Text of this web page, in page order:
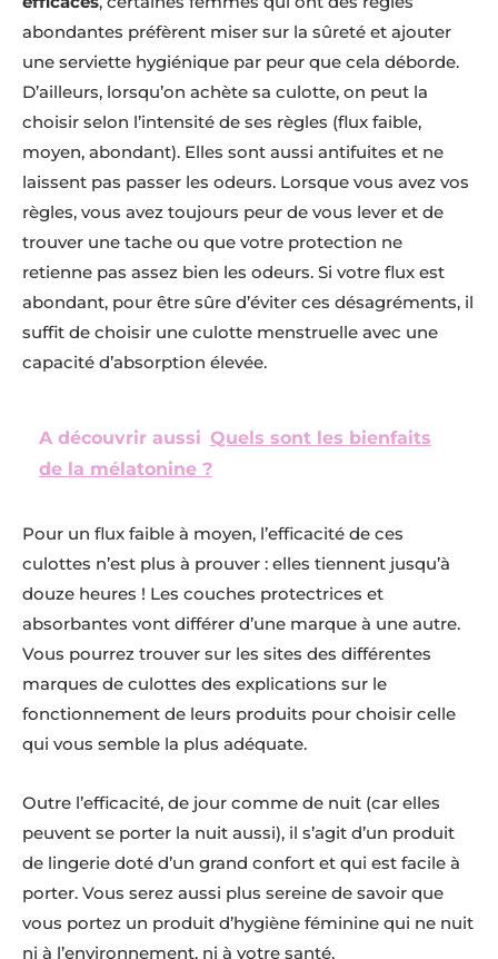
abondantes préfèrent miser sur la sûreté et ajouter
une serviette hygiénique par peur que cela déborde.
D’ailleurs, lorsqu’on achète sa culotte, on peut la
choisir selon l’intensité de ses règles (flux faible,
moyen, abondant). Elles sont aussi antifuites et ne
laissent pas passer les odeurs. Lorsque vous avez vos
règles, vous avez toujours peur de vous lever et de
trouver une tache ou que votre protection ne
retienne pas assez bien les odeurs. Si votre flux est
abondant, pour être sûre d’éviter ces désagréments, il
suffit de choisir une culotte menstruelle avec une
capacité d’absorption élevée.
A découvrir aussi Quels sont les bienfaits
de la mélatonine ?
Pour un flux faible à moyen, l’efficacité de ces
culottes n’est plus à prouver : elles tiennent jusqu’à
douze heures ! Les couches protectrices et
absorbantes vont différer d’une marque à une autre.
Vous pourrez trouver sur les sites des différentes
marques de culottes des explications sur le
fonctionnement de leurs produits pour choisir celle
qui vous semble la plus adéquate.
Outre l’efficacité, de jour comme de nuit (car elles
peuvent se porter la nuit aussi), il s’agit d’un produit
de lingerie doté d’un grand confort et qui est facile à
porter. Vous serez aussi plus sereine de savoir que
vous portez un produit d’hygiène féminine qui ne nuit
ni à l’environnement, ni à votre santé.